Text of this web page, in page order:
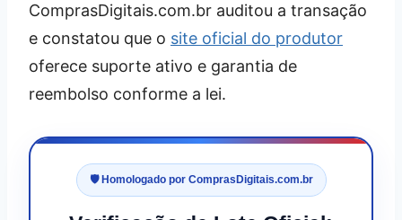
ComprasDigitais.com.br auditou a transação
e constatou que o site oficial do produtor
oferece suporte ativo e garantia de
reembolso conforme a lei.
🛡️ Homologado por ComprasDigitais.com.br